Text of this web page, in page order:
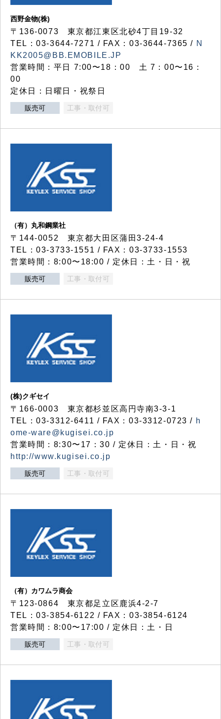
西野金物(株)
〒136-0073 東京都江東区北砂4丁目19-32
TEL：03‐3644‐7271 / FAX：03-3644-7365 / N
KK2005@BB.EMOBILE.JP
営業時間：平日 7:00〜18：00 土 7：00〜16：
00
定休日：日曜日・祝祭日
販売可 工事・取付可
（有）丸和鋼業社
〒144-0052 東京都大田区蒲田3-24-4
TEL：03-3733-1551 / FAX：03-3733-1553
営業時間：8:00〜18:00 / 定休日：土・日・祝
販売可 工事・取付可
(株)クギセイ
〒166-0003 東京都杉並区高円寺南3-3-1
TEL：03-3312-6411 / FAX：03-3312-0723 / h
ome-ware@kugisei.co.jp
営業時間：8:30〜17：30 / 定休日：土・日・祝
http://www.kugisei.co.jp
販売可 工事・取付可
（有）カワムラ商会
〒123-0864 東京都足立区鹿浜4-2-7
TEL：03-3854-6122 / FAX：03-3854-6124
営業時間：8:00〜17:00 / 定休日：土・日
販売可 工事・取付可